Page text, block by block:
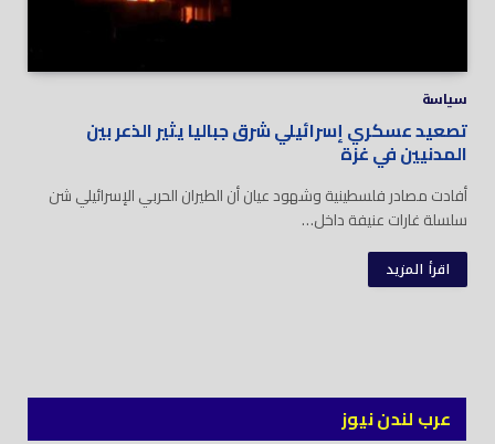
سياسة
تصعيد عسكري إسرائيلي شرق جباليا يثير الذعر بين
المدنيين في غزة
أفادت مصادر فلسطينية وشهود عيان أن الطيران الحربي الإسرائيلي شن
سلسلة غارات عنيفة داخل…
اقرأ المزيد
عرب لندن نيوز